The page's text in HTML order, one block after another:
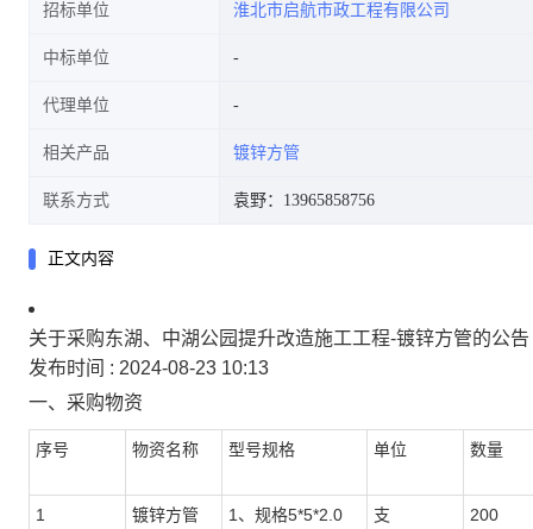
招标单位 淮北市启航市政工程有限公司
中标单位
代理单位
相关产品 镀锌方管
联系方式 袁野：13965858756
正文内容
关于采购东湖、中湖公园提升改造施工工程-镀锌方管的公告
发布时间 : 2024-08-23 10:13
一、采购物资
序号 物资名称 型号规格 单位 数量
1 镀锌方管
1、规格5*5*2.0
支 200